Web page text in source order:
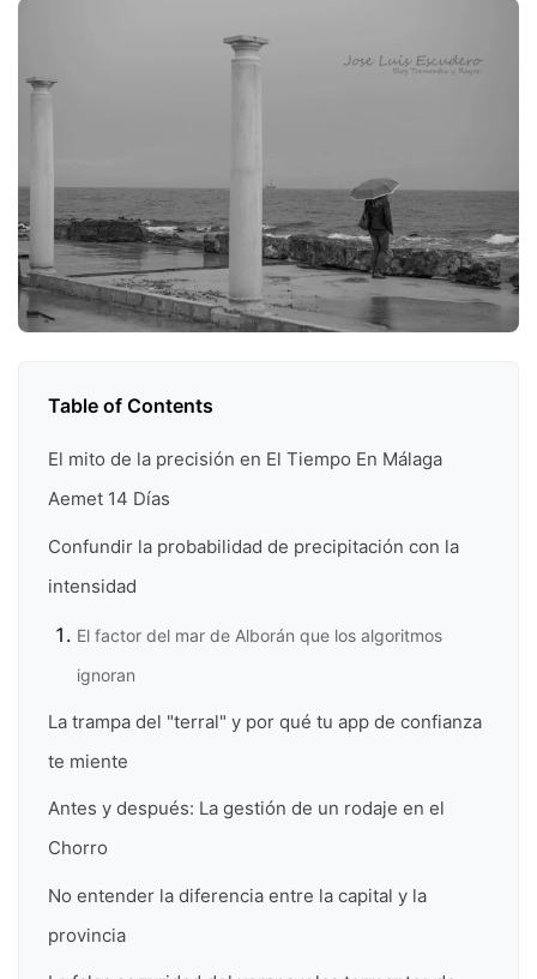
Table of Contents
El mito de la precisión en El Tiempo En Málaga
Aemet 14 Días
Confundir la probabilidad de precipitación con la
intensidad
El factor del mar de Alborán que los algoritmos
ignoran
La trampa del "terral" y por qué tu app de confianza
te miente
Antes y después: La gestión de un rodaje en el
Chorro
No entender la diferencia entre la capital y la
provincia